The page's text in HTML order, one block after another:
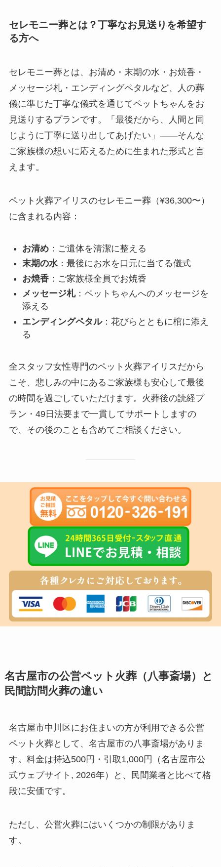
セレモニー葬とは？丁寧なお見送りを希望す
る方へ
セレモニー葬とは、お清め・末期の水・お焼香・
メッセージ札・エンディングペタルなど、人の葬
儀に準じた丁寧な儀式を通じてペットちゃんをお
見送りするプランです。「最後だから、人間と同
じように丁寧に送り出してあげたい」——そんな
ご家族様の想いに応えるために生まれた形式と言
えます。
ペット火葬アイリスのセレモニー葬（¥36,300〜）
に含まれる内容：
お清め：ご遺体を清潔に整える
末期の水：最後にお水を口元に当てる儀式
お焼香：ご家族様全員でお焼香
メッセージ札：ペットちゃんへのメッセージを
添える
エンディングペタル：花びらとともに棺に添え
る
全スタッフ女性専門のペット火葬アイリスだから
こそ、悲しみの中にあるご家族様も安心して最後
の時間を過ごしていただけます。火葬後の読経プ
ラン・49日法要まで一貫してサポートしますの
で、その後のことも含めてご相談ください。
名古屋市の公営ペット火葬（八事斎場）と
民間訪問火葬の違い
名古屋市中川区にお住まいの方が利用できる公営
ペット火葬として、名古屋市の八事斎場がありま
す。料金は持込500円・引取1,000円（名古屋市公
式ウェブサイト, 2026年）と、民間業者と比べて格
段に安価です。
ただし、公営火葬にはいくつかの制限がありま
す。